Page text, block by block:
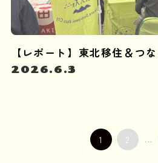
【レポート】東北移住＆つ
2026.6.3
1 2 ...